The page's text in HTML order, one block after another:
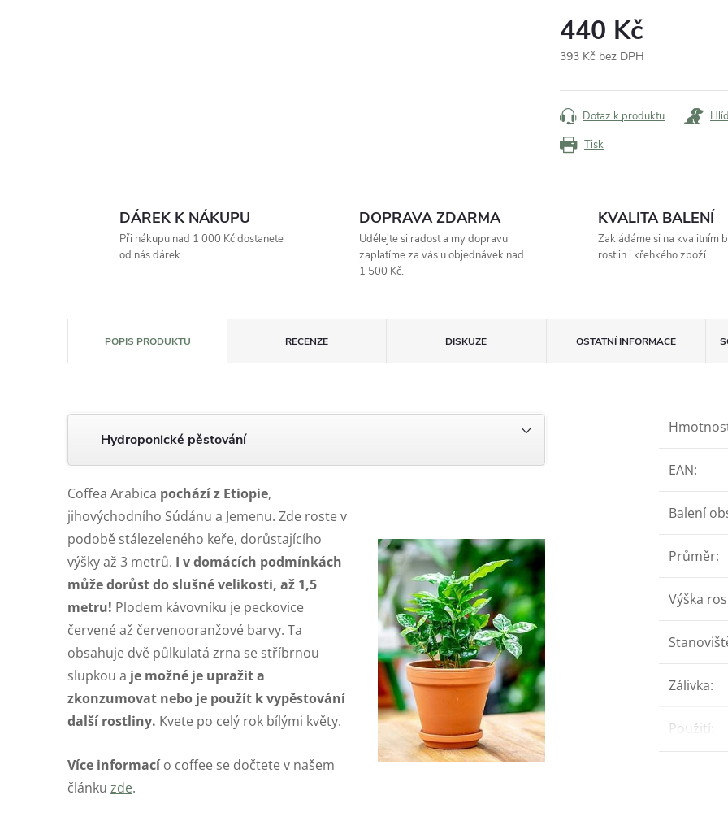
440 Kč
393 Kč bez DPH
cena:
Tisk
Dotaz k produktu
DÁREK K NÁKUPU
Při nákupu nad 1 000 Kč dostanete
od nás dárek.
DOPRAVA ZDARMA
Udělejte si radost a my dopravu
zaplatíme za vás u objednávek nad
1 500 Kč.
KVALITA BALENÍ
Zakládáme si na kvalitním
rostlin i křehkého zboží.
POPIS PRODUKTU RECENZE DISKUZE OSTATNÍ INFORMACE
Hydroponické pěstování
Coffea Arabica pochází z Etiopie,
jihovýchodního Súdánu a Jemenu. Zde roste v
podobě stálezeleného keře, dorůstajícího
výšky až 3 metrů. I v domácích podmínkách
může dorůst do slušné velikosti, až 1,5
metru! Plodem kávovníku je peckovice
červené až červenooranžové barvy. Ta
obsahuje dvě půlkulatá zrna se stříbrnou
slupkou a je možné je upražit a
zkonzumovat nebo je použít k vypěstování
další rostliny. Kvete po celý rok bílými květy.
Více informacío coffee se dočtete v našem
článku zde.
EAN:
Balení
Průměr:
Výška
Zálivka:
Použití: